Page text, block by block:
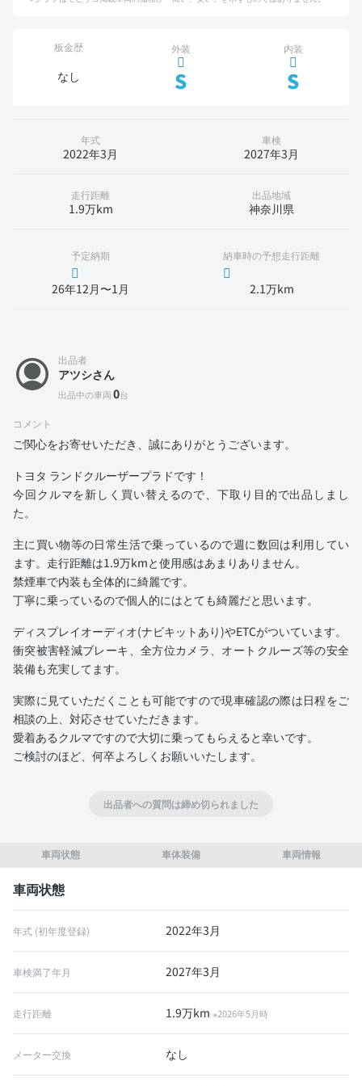
板金歴
なし
外装
S
内装
S
年式
2022年3月
車検
2027年3月
走行距離
1.9万km
出品地域
神奈川県
予定納期
26年12月〜1月
納車時の予想走行距離
2.1万km
車両状態 車体装備 車両情報
車両状態
年式 (初年度登録) 2022年3月
車検満了年月 2027年3月
走行距離 1.9万km※2026年5月時
メーター交換 なし
出品者
アツシさん
出品中の車両0台
コメント
ご関心をお寄せいただき、誠にありがとうございます。
トヨタ ランドクルーザープラドです！
今回クルマを新しく買い替えるので、下取り目的で出品しまし
た。
主に買い物等の日常生活で乗っているので週に数回は利用してい
ます。走行距離は1.9万kmと使用感はあまりありません。
禁煙車で内装も全体的に綺麗です。
丁寧に乗っているので個人的にはとても綺麗だと思います。
ディスプレイオーディオ(ナビキットあり)やETCがついています。
衝突被害軽減ブレーキ、全方位カメラ、オートクルーズ等の安全
装備も充実してます。
実際に見ていただくことも可能ですので現車確認の際は日程をご
相談の上、対応させていただきます。
愛着あるクルマですので大切に乗ってもらえると幸いです。
ご検討のほど、何卒よろしくお願いいたします。
出品者への質問は締め切られました